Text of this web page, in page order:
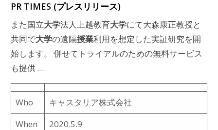
PR TIMES (プレスリリース)
また国立大学法人上越教育大学にて大森康正教授と
共同で大学の遠隔授業利用を想定した実証研究を開
始します。 併せてトライアルのための無料サービス
も提供 …
Who
キャスタリア株式会社
When
2020.5.9